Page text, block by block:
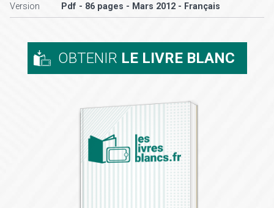
Version Pdf - 86 pages - Mars 2012 - Français
OBTENIR LE LIVRE BLANC